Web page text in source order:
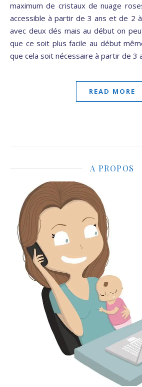
maximum de cristaux de nuage
accessible à partir de 3 ans et de 2
avec deux dés mais au début on
que ce soit plus facile au début
que cela soit nécessaire à partir de 3
READ MORE
A PROPOS